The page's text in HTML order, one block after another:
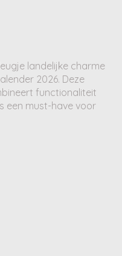
landelijke charme
2026. Deze
functionaliteit
een must-have voor